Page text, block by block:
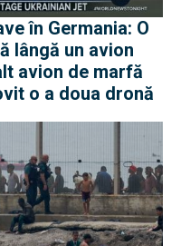
în Germania: O
lângă un avion
avion de marfă
o a doua dronă